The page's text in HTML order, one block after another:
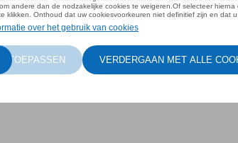
dat bij jou past!